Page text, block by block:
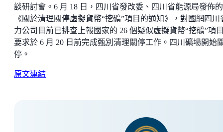
談研討會。6 月 18 日，四川省發改委、四川省能源局發佈的
《關於清理關停虛擬貨幣“挖礦”項目的通知》，對國網四川
力公司目前已排查上報國家的 26 個疑似虛擬貨幣“挖礦”項
要求於 6 月 20 日前完成甄別清理關停工作。四川礦場開始
停。
原文連結